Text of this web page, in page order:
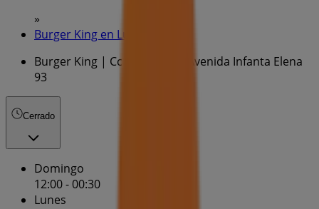
»
Burger King en Lugo
Burger King | Cc As Termas. Avenida Infanta Elena
93
Cerrado
Domingo
12:00 - 00:30
Lunes